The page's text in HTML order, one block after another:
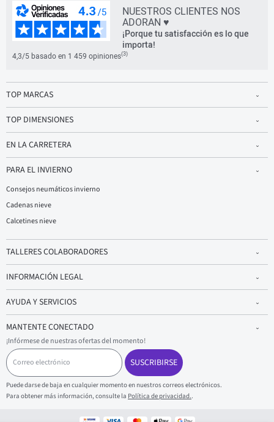
NUESTROS CLIENTES NOS
ADORAN ♥
¡Porque tu satisfacción es lo que
importa!
4,3/5 basado en 1 459 opiniones(3)
TOP MARCAS
TOP DIMENSIONES
EN LA CARRETERA
PARA EL INVIERNO
Consejos neumáticos invierno
Cadenas nieve
Calcetines nieve
TALLERES COLABORADORES
INFORMACIÓN LEGAL
AYUDA Y SERVICIOS
MANTENTE CONECTADO
¡Infórmese de nuestras ofertas del momento!
C
o
r
r
e
o
SUSCRIBIRSE
Puede darse de baja en cualquier momento en nuestros correos electrónicos.
Para obtener más información, consulte la Política de privacidad..